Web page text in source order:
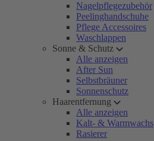
Nagelpflegezubehör
Peelinghandschuhe
Pflege Accessoires
Waschlappen
Sonne & Schutz
Alle anzeigen
After Sun
Selbstbräuner
Sonnenschutz
Haarentfernung
Alle anzeigen
Kalt- & Warmwachs
Rasierer